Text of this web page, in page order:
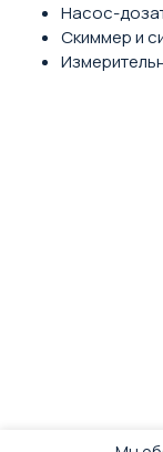
Насос-
Скиммер и